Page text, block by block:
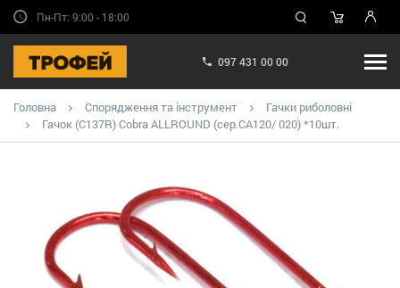
Пн-Пт: 9:00 - 18:00
097 431 00 00
Головна Спорядження та інструмент
Гачки риболовні
Гачок (C137R) Cobra ALLROUND (сер.CA120/ 020) *10шт.